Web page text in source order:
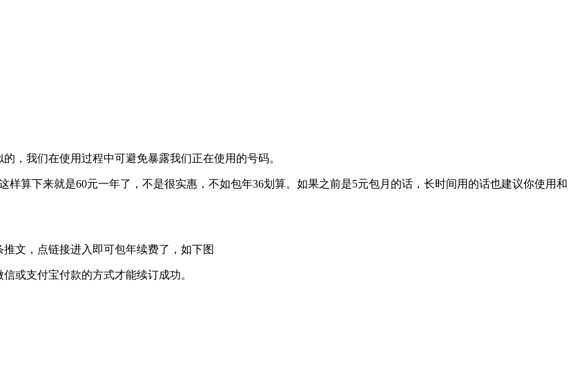
，我们在使用过程中可避免暴露我们正在使用的号码。
算下来就是60元一年了，不是很实惠，不如包年36划算。如果之前是5元包月的话，长时间用的话也建议你使用和
文，点链接进入即可包年续费了，如下图
或支付宝付款的方式才能续订成功。